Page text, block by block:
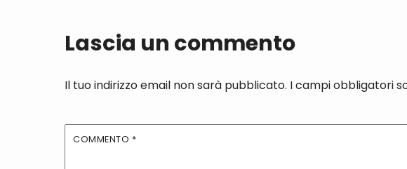
Lascia un commento
Il tuo indirizzo email non sarà pubblicato. I campi obbligatori
COMMENTO *